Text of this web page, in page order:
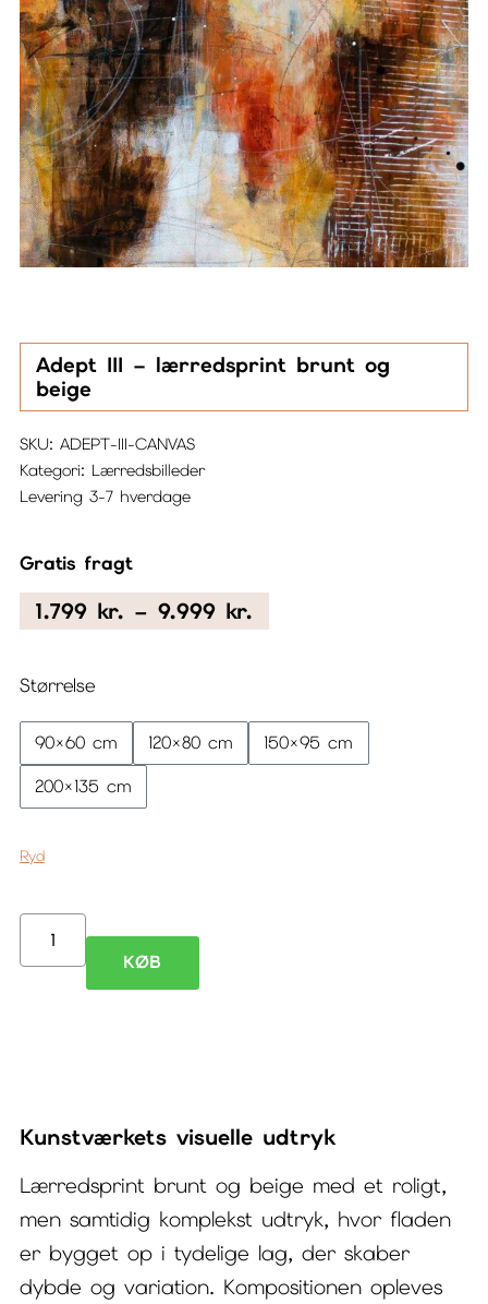
Adept III – lærredsprint brunt og
beige
SKU: ADEPT-III-CANVAS
Kategori: Lærredsbilleder
Levering 3-7 hverdage
Gratis fragt
1.799 kr. – 9.999 kr.
1.799 kr.
Størrelse
90×60 cm 120×80 cm
150×95 cm
200×135 cm
Ryd
Adept
og
beige
antal
KØB
Kunstværkets visuelle udtryk
Lærredsprint brunt og beige med et roligt,
men samtidig komplekst udtryk, hvor fladen
er bygget op i tydelige lag, der skaber
dybde og variation. Kompositionen opleves